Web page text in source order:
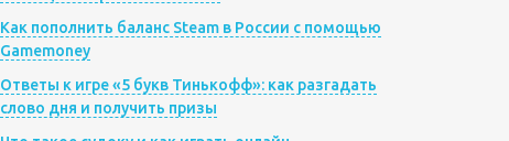
Как пополнить баланс Steam в России с помощью
Gamemoney
Ответы к игре «5 букв Тинькофф»: как разгадать
слово дня и получить призы